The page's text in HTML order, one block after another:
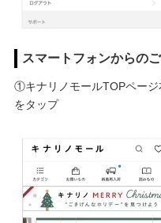
スマートフォンからの
①キナリノモールTOPページ
をタップ